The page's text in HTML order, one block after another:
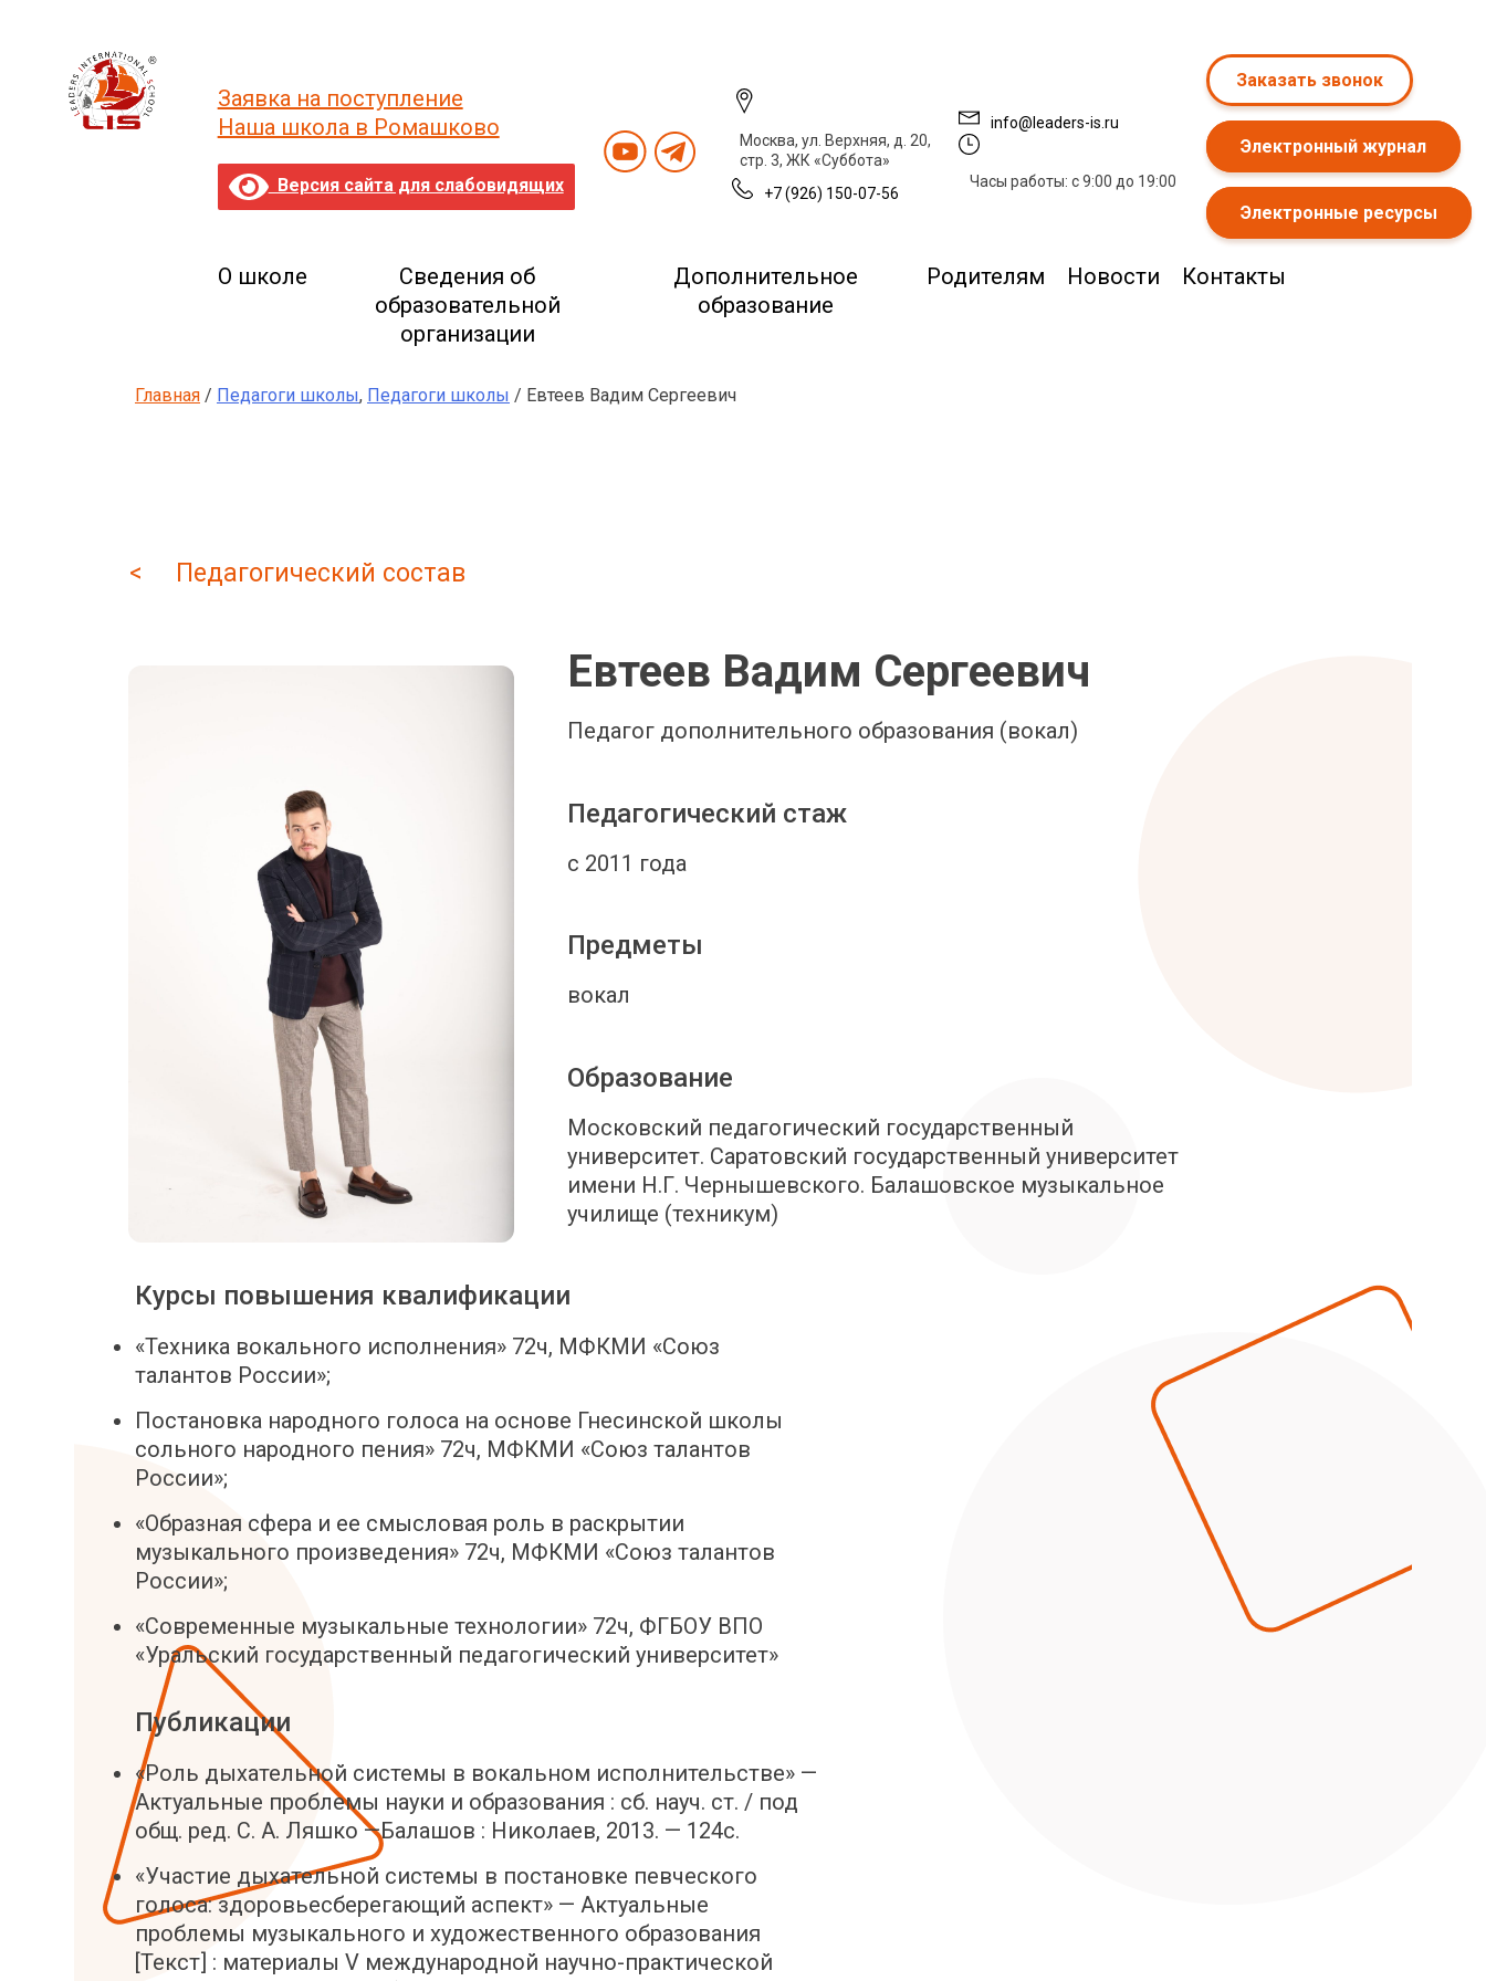
Заявка на поступление
Наша школа в Ромашково
Версия сайта для слабовидящих
Москва, ул. Верхняя, д. 20,
стр. 3, ЖК «Суббота»
+7 (926) 150-07-56
info@leaders-is.ru
Часы работы: с 9:00 до 19:00
Заказать звонок
Электронный журнал
Электронные ресурсы
О школе
Сведения об
образовательной
организации
Дополнительное
образование
Родителям Новости Контакты
Главная / Педагоги школы, Педагоги школы / Евтеев Вадим Сергеевич
< Педагогический состав
Евтеев Вадим Сергеевич
Педагог дополнительного образования (вокал)
Педагогический стаж
с 2011 года
Предметы
вокал
Образование
Московский педагогический государственный
университет. Саратовский государственный университет
имени Н.Г. Чернышевского. Балашовское музыкальное
училище (техникум)
Курсы повышения квалификации
«Техника вокального исполнения» 72ч, МФКМИ «Союз
талантов России»;
Постановка народного голоса на основе Гнесинской школы
сольного народного пения» 72ч, МФКМИ «Союз талантов
России»;
«Образная сфера и ее смысловая роль в раскрытии
музыкального произведения» 72ч, МФКМИ «Союз талантов
России»;
«Современные музыкальные технологии» 72ч, ФГБОУ ВПО
«Уральский государственный педагогический университет»
Публикации
«Роль дыхательной системы в вокальном исполнительстве» —
Актуальные проблемы науки и образования : сб. науч. ст. / под
общ. ред. С. А. Ляшко —Балашов : Николаев, 2013. — 124с.
«Участие дыхательной системы в постановке певческого
голоса: здоровьесберегающий аспект» — Актуальные
проблемы музыкального и художественного образования
[Текст] : материалы V международной научно-практической